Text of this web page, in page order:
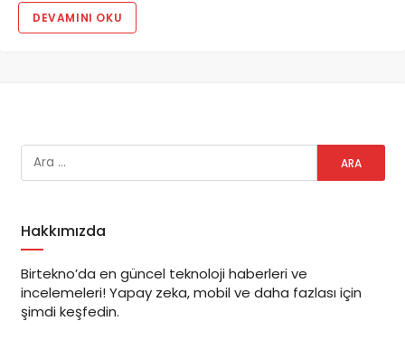
DEVAMINI OKU
Hakkımızda
Birtekno’da en güncel teknoloji haberleri ve
incelemeleri! Yapay zeka, mobil ve daha fazlası için
şimdi keşfedin.